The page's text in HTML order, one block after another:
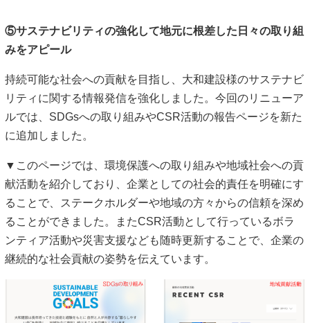
⑤サステナビリティの強化して地元に根差した日々の取り組
みをアピール
持続可能な社会への貢献を目指し、大和建設様のサステナビ
リティに関する情報発信を強化しました。今回のリニューア
ルでは、SDGsへの取り組みやCSR活動の報告ページを新た
に追加しました。
▼このページでは、環境保護への取り組みや地域社会への貢
献活動を紹介しており、企業としての社会的責任を明確にす
ることで、ステークホルダーや地域の方々からの信頼を深め
ることができました。またCSR活動として行っているボラ
ンティア活動や災害支援なども随時更新することで、企業の
継続的な社会貢献の姿勢を伝えています。